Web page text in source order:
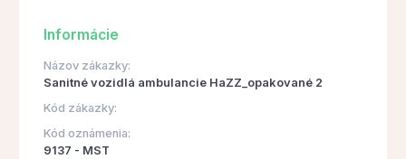
Informácie
Názov zákazky:
Sanitné vozidlá ambulancie HaZZ_opakované 2
Kód zákazky:
Kód oznámenia:
9137 - MST